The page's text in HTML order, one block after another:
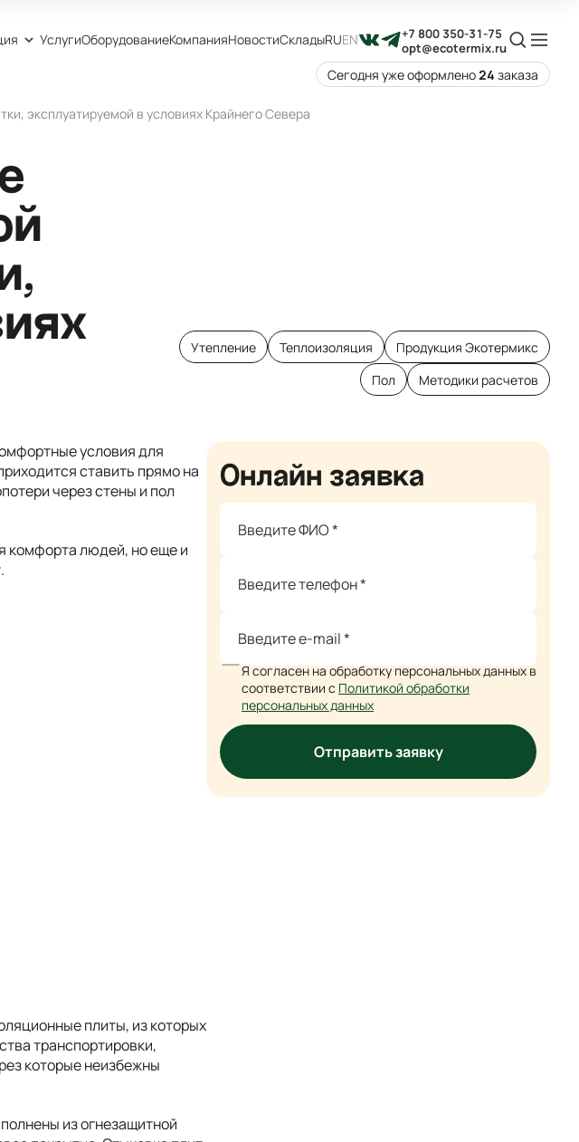
УслугиОборудованиеКомпанияНовостиСкладыRUEN
+7 800 350-31-75
opt@ecotermix.ru
Сегодня уже оформлено 24 заказа
эксплуатируемой в условиях Крайнего Севера
Утепление Теплоизоляция
Продукция Экотермикс
Пол
Методики расчетов
условия для
ставить прямо на
через стены и пол
комфорта людей, но еще и
плиты, из которых
транспортировки,
которые неизбежны
из огнезащитной
Онлайн заявка
Я согласен на обработку персональных данных в
соответствии с Политикой обработки
персональных данных
Отправить заявку